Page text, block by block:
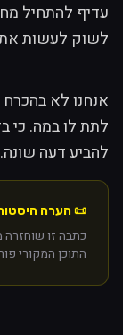
עדיף להתחיל
לשוק לעשות את
אנחנו לא
לתת לו במה. כי
להביע דעה שונה.
📜 הערה
התוכן המקורי